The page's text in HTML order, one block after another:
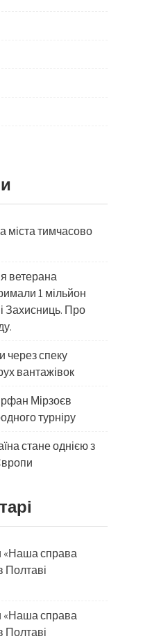
міста тимчасово
ветерана
1 мільйон
Захисниць. Про
через спеку
вантажівок
Мірзоєв
турніру
стане однією з
«Наша справа
Полтаві
«Наша справа
Полтаві